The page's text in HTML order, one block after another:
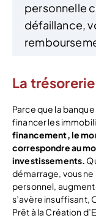
personnelle
défaillance,
La trésorerie
Parce que la
financer les
financement, le
correspondre au
investissements.
démarrage, vous
personnel,
s’avère insuffisant,
Prêt à la Création